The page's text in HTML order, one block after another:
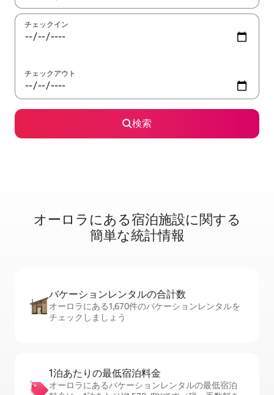
チェックイン
チェックアウト
検索
オーロラに⁠あ⁠る宿⁠泊⁠施⁠設⁠に関⁠す⁠る
簡⁠単⁠な統⁠計⁠情⁠報
バケーションレ⁠ン⁠タ⁠ル⁠の合⁠計⁠数
オーロラにある1,670件のバケーションレンタルを
チェックしましょう
1泊あたりの最⁠低⁠宿⁠泊⁠料⁠金
オーロラにあるバケーションレンタルの最低宿泊